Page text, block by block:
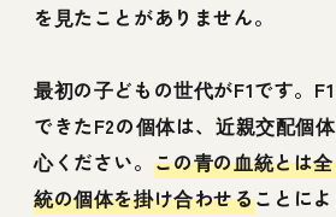
を見たことがありません。
最初の子どもの世代がF1です。
できたF2の個体は、近親交配個
心ください。 この青の血統とは
統の個体を掛け合わせることに